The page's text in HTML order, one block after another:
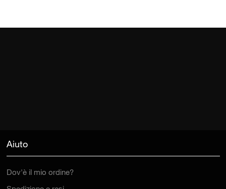
Aiuto
Dov'è il mio ordine?